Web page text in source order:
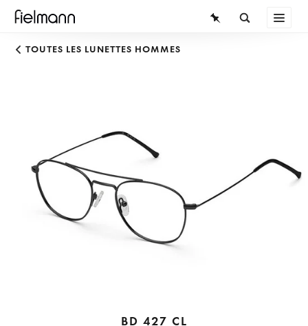
LUNETTES
CONNAISSANCES
SERVICE
TOUTES LES LUNETTES HOMMES
BD 427 CL